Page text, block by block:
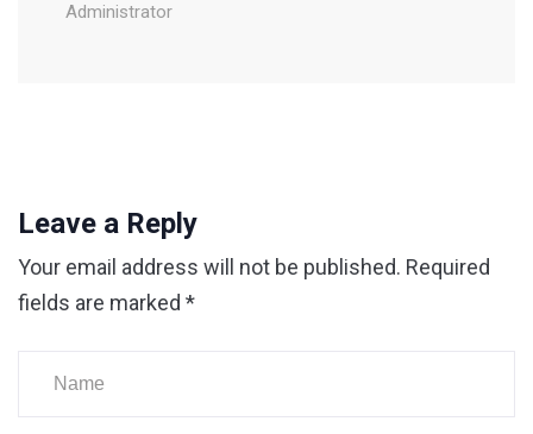
Administrator
Leave a Reply
Your email address will not be published. Required
fields are marked *